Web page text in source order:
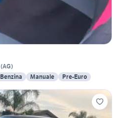
(AG)
Benzina Manuale Pre-Euro